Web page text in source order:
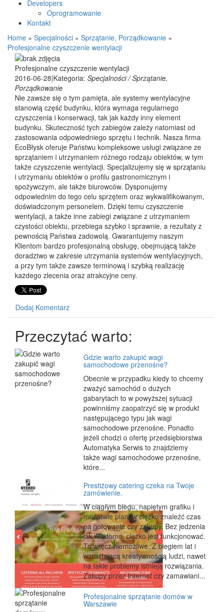
Developers
Oprogramowanie
Kontakt
Home » Specjalności » Sprzątanie, Porządkowanie »
Profesjonalne czyszczenie wentylacji
Profesjonalne czyszczenie wentylacji
2016-06-28|Kategoria: Specjalności / Sprzątanie,
Porządkowanie
Nie zawsze się o tym pamięta, ale systemy wentylacyjne
stanowią część budynku, która wymaga regularnego
czyszczenia i konserwacji, tak jak każdy inny element
budynku. Skuteczność tych zabiegów zależy natomiast od
zastosowania odpowiedniego sprzętu i technik. Nasza firma
EcoBłysk oferuje Państwu kompleksowe usługi związane ze
sprzątaniem i utrzymaniem różnego rodzaju obiektów, w tym
także czyszczenie wentylacji. Specjalizujemy się w sprzątaniu
i utrzymaniu obiektów o profilu gastronomicznym i
spożywczym, ale także biurowców. Dysponujemy
odpowiednim do tego celu sprzętem oraz wykwalifikowanym,
doświadczonym personelem. Dzięki temu czyszczenie
wentylacji, a także inne zabiegi związane z utrzymaniem
czystości obiektu, przebiega szybko i sprawnie, a rezultaty z
pewnością Państwa zadowolą. Gwarantujemy naszym
Klientom bardzo profesjonalną obsługę, obejmującą także
doradztwo w zakresie utrzymania systemów wentylacyjnych,
a przy tym także zawsze terminową i szybką realizację
każdego zlecenia oraz atrakcyjne ceny.
Dodaj Komentarz
Przeczytać warto:
Gdzie warto zakupić wagi
samochodowe przenośne?
Obecnie w przypadku kiedy to chcemy
zważyć samochód o dużych
gabarytach to w powyższej sytuacji
powinniśmy zaopatrzyć się w produkt
następującego typu jak wagi
samochodowe przenośne. Ponadto
jeżeli chodzi o ofertę przedsiębiorstwa
Automatyka Serwis to znajdziemy
także wagi samochodowe przenośne,
które...
Prestiżowy catering czeka na Twoje
zamówienie.
W ciągłym biegu, napiętym grafiku i
mnóstwie planów ciężko znaleźć czas
na gotowanie czy zakupy. Bez jedzenia
jak wiadomo, ciężko jest funkcjonować.
To wręcz niemożliwe. Z biegiem lat i
wzrastającą kreatywnością ludzi, nawet
na takie problemy istnieją rozwiązania.
Zakupy przez Internet czy zamawiani...
Profesjonalne sprzątanie domów w
Warszawie